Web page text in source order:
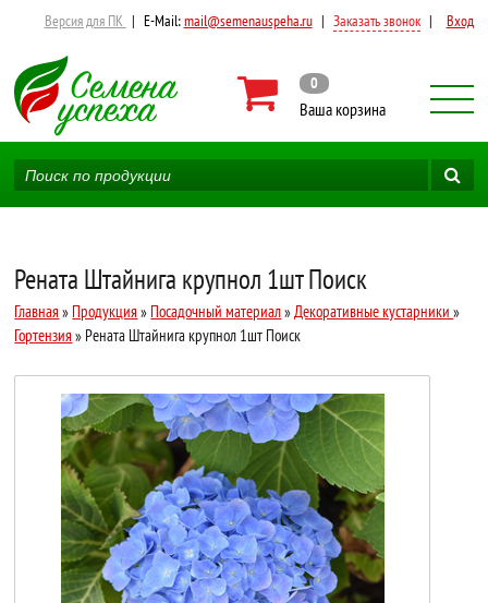
Версия для ПК | E-Mail:mail@semenauspeha.ru | Заказать звонок | Вход
0
Ваша корзина
Рената Штайнига крупнол 1шт Поиск
Главная » Продукция » Посадочный материал» Декоративные кустарники»
Гортензия » Рената Штайнига крупнол 1шт Поиск